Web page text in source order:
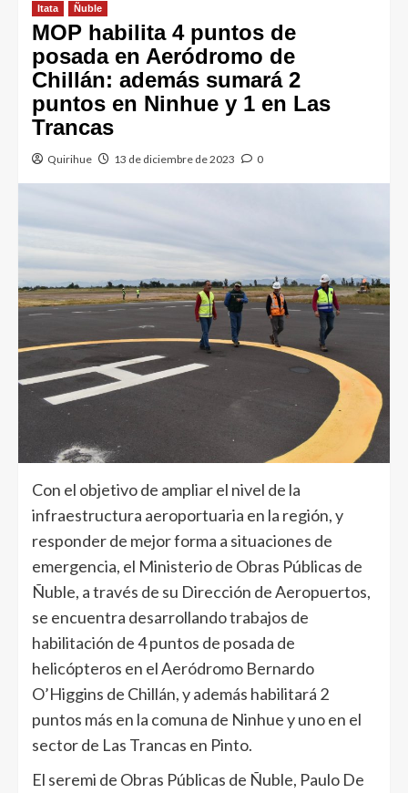
Itata Ñuble
MOP habilita 4 puntos de
posada en Aeródromo de
Chillán: además sumará 2
puntos en Ninhue y 1 en Las
Trancas
Quirihue 13 de diciembre de 2023 0
Con el objetivo de ampliar el nivel de la
infraestructura aeroportuaria en la región, y
responder de mejor forma a situaciones de
emergencia, el Ministerio de Obras Públicas de
Ñuble, a través de su Dirección de Aeropuertos,
se encuentra desarrollando trabajos de
habilitación de 4 puntos de posada de
helicópteros en el Aeródromo Bernardo
O’Higgins de Chillán, y además habilitará 2
puntos más en la comuna de Ninhue y uno en el
sector de Las Trancas en Pinto.
El seremi de Obras Públicas de Ñuble, Paulo De